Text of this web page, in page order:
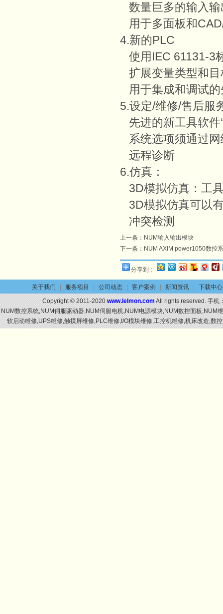
数量巨多的输入输
用于多面板和
4.新的PLC
使用IEC 61131-3
扩展变量类型和目
用于集成和调试的
5.设定/维修/售后服
先进的新工具软件
系统选项须通过网
远程诊断
6.仿真：
3D模拟仿真：工
3D模拟仿真可以
冲突检测
上一条： NUM输入输出模块
下一条： NUM AXIM power1050数控
分享到：
关于我们 服务项目 公司动态 客户案例 新闻资讯
下载中心
Copyright © 2011-2020www.lelmon.comAll rights reserved. 手机
NUM数控系统,NUM伺服驱动器,NUM伺服电机,NUM电源模块,NUM数控面板,NUM
软启动维修,UPS维修,触摸屏维修,PLC维修,I/O模块维修,工控机维修,机床改造,数